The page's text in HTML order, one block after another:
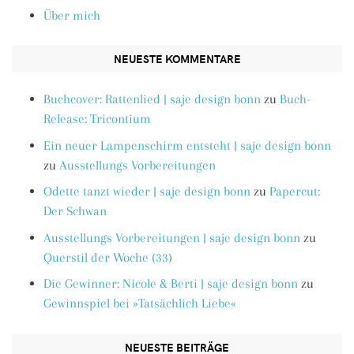
Über mich
NEUESTE KOMMENTARE
Buchcover: Rattenlied | saje design bonn zu Buch-
Release: Tricontium
Ein neuer Lampenschirm entsteht | saje design bonn
zu Ausstellungs Vorbereitungen
Odette tanzt wieder | saje design bonn zu Papercut:
Der Schwan
Ausstellungs Vorbereitungen | saje design bonn zu
Querstil der Woche (33)
Die Gewinner: Nicole & Berti | saje design bonn zu
Gewinnspiel bei »Tatsächlich Liebe«
NEUESTE BEITRÄGE